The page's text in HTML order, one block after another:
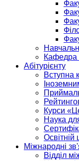
Кафедра
Абітурієнту
Вступна
Курси
Наука
Освітній
Міжнародні
Відділ